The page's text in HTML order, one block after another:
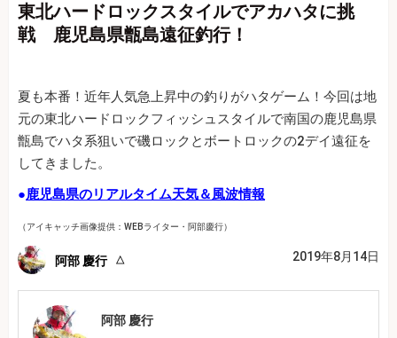
東北ハードロックスタイルでアカハタに挑
戦 鹿児島県甑島遠征釣行！
夏も本番！近年人気急上昇中の釣りがハタゲーム！今回は地
元の東北ハードロックフィッシュスタイルで南国の鹿児島県
甑島でハタ系狙いで磯ロックとボートロックの2デイ遠征を
してきました。
●鹿児島県のリアルタイム天気＆風波情報
（アイキャッチ画像提供：WEBライター・阿部慶行）
阿部 慶行 2019年8月14日
阿部 慶行